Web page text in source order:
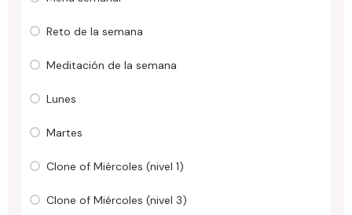
Reto de la semana
Meditación de la semana
Lunes
Martes
Clone of Miércoles (nivel 1)
Clone of Miércoles (nivel 3)